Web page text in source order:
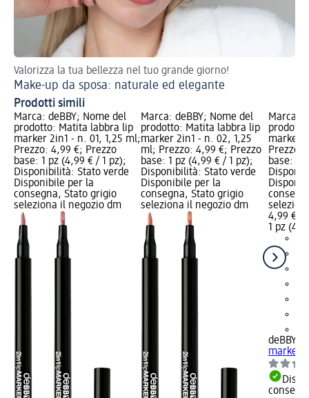
Valorizza la tua bellezza nel tuo grande giorno!
Make-up da sposa: naturale ed elegante
Prodotti simili
Marca: deBBY; Nome del
prodotto: Matita labbra lip
marker 2in1 - n. 01, 1,25 ml;
Prezzo: 4,99 €; Prezzo
base: 1 pz (4,99 € / 1 pz);
Disponibilità: Stato verde
Disponibile per la
consegna, Stato grigio
seleziona il negozio dm
Marca: deBBY; Nome del
prodotto: Matita labbra lip
marker 2in1 - n. 02, 1,25
ml; Prezzo: 4,99 €; Prezzo
base: 1 pz (4,99 € / 1 pz);
Disponibilità: Stato verde
Disponibile per la
consegna, Stato grigio
seleziona il negozio dm
Marca:
marker
Prezzo:
base: 1
4,99 €
1 pz
deBBY
marker